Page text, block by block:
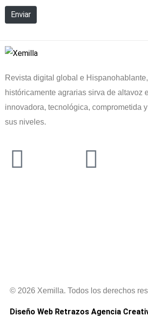
Enviar
Revista digital global e
históricamente agrarias sirva de altavoz
innovadora, tecnológica, comprometida
sus niveles.
© 2026 Xemilla. Todos los derechos
Diseño Web Retrazos Agencia